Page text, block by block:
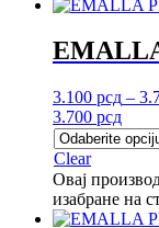
3.100 рсд –
3.700 рсд
Clear
Овај
изабране на